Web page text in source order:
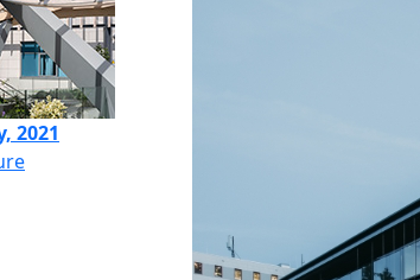
2021